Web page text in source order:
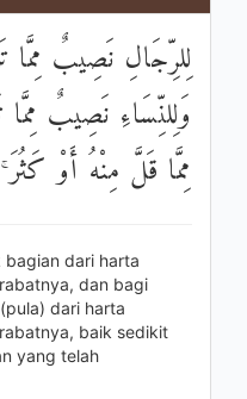
لِلرِّجَالِ نَصِيبٌ مِمَّا
وَلِلنِّسَاءِ نَصِيبٌ مِمَّا
مِمَّا قَلَّ مِنْهُ أَوْ
bagian dari harta
dan bagi
dari harta
baik sedikit
yang telah